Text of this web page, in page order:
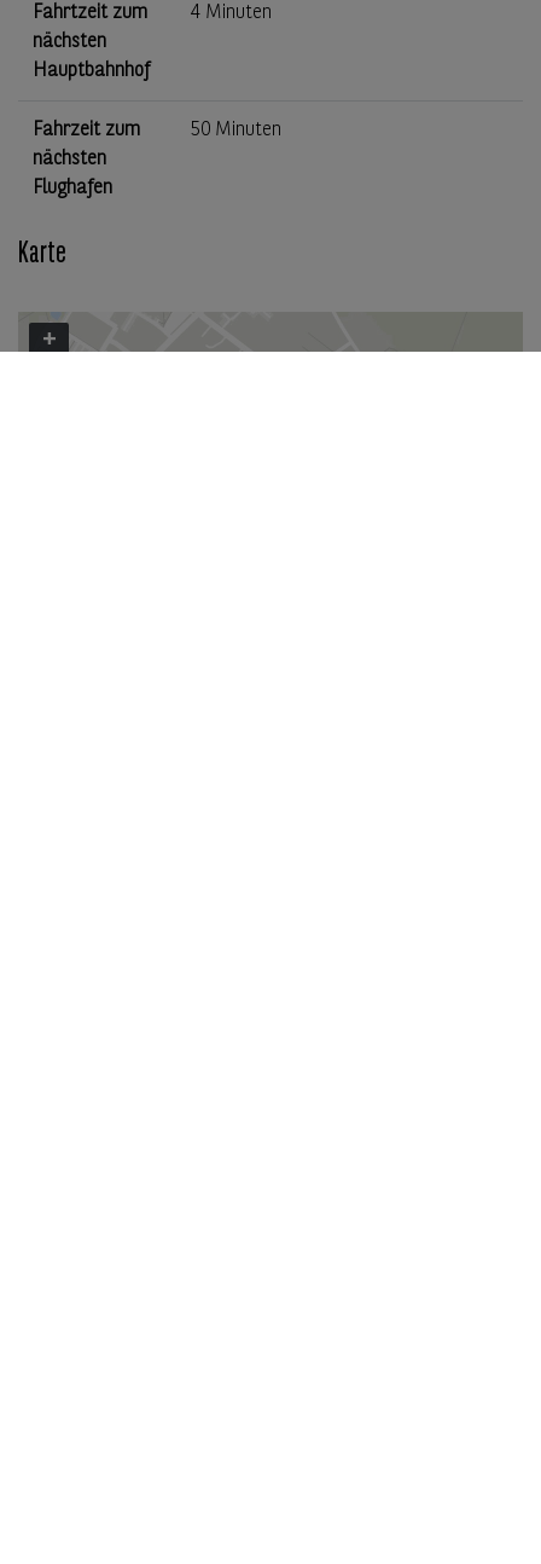
Fahrtzeit zum
nächsten
Hauptbahnhof
4 Minuten
Fahrzeit zum
nächsten
Flughafen
50 Minuten
Karte
+